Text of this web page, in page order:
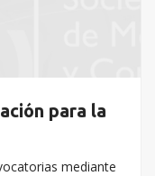
para la
mediante